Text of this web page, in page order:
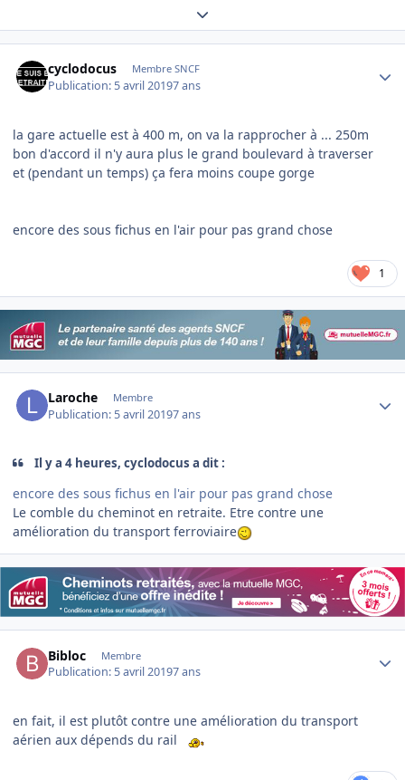
Expand topic overview
cyclodocus Membre SNCF
Publication: 5 avril 20197 ans
la gare actuelle est à 400 m, on va la rapprocher à ... 250m
bon d'accord il n'y aura plus le grand boulevard à traverser
et (pendant un temps) ça fera moins coupe gorge
encore des sous fichus en l'air pour pas grand chose
1
Laroche Membre
Publication: 5 avril 20197 ans
Il y a 4 heures, cyclodocus a dit :
encore des sous fichus en l'air pour pas grand chose
Le comble du cheminot en retraite. Etre contre une
amélioration du transport ferroviaire
Bibloc Membre
Publication: 5 avril 20197 ans
en fait, il est plutôt contre une amélioration du transport
aérien aux dépends du rail